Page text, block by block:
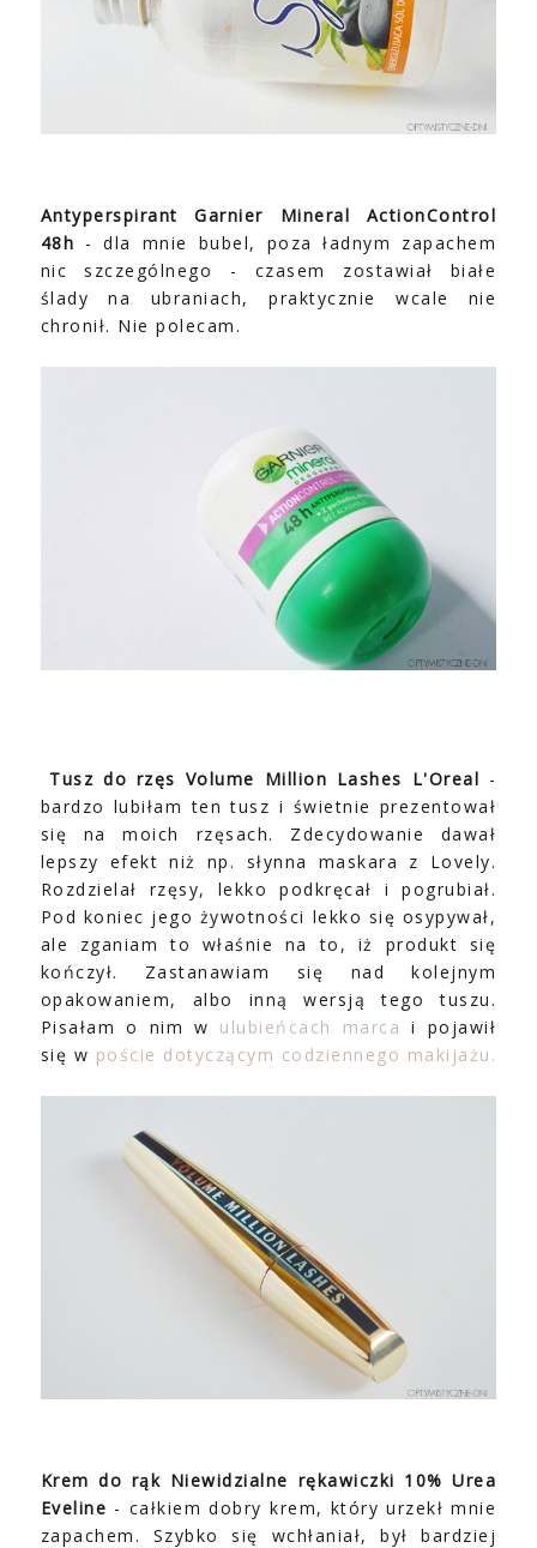
Antyperspirant Garnier Mineral ActionControl
48h - dla mnie bubel, poza ładnym zapachem
nic szczególnego - czasem zostawiał białe
ślady na ubraniach, praktycznie wcale nie
chronił. Nie polecam.
Tusz do rzęs Volume Million Lashes L'Oreal -
bardzo lubiłam ten tusz i świetnie prezentował
się na moich rzęsach. Zdecydowanie dawał
lepszy efekt niż np. słynna maskara z Lovely.
Rozdzielał rzęsy, lekko podkręcał i pogrubiał.
Pod koniec jego żywotności lekko się osypywał,
ale zganiam to właśnie na to, iż produkt się
kończył. Zastanawiam się nad kolejnym
opakowaniem, albo inną wersją tego tuszu.
Pisałam o nim w ulubieńcach marca i pojawił
się w poście dotyczącym codziennego makijażu.
Krem do rąk Niewidzialne rękawiczki 10% Urea
Eveline - całkiem dobry krem, który urzekł mnie
zapachem. Szybko się wchłaniał, był bardziej